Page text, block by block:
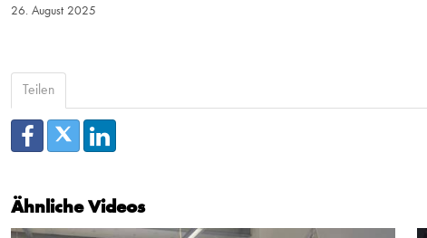
26. August 2025
Teilen
Ähnliche Videos